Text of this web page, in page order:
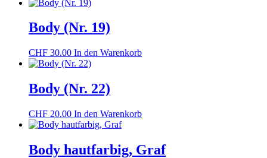
Body (Nr. 19)
CHF 30.00 In den Warenkorb
Body (Nr. 22)
CHF 20.00 In den Warenkorb
Body hautfarbig, Graf